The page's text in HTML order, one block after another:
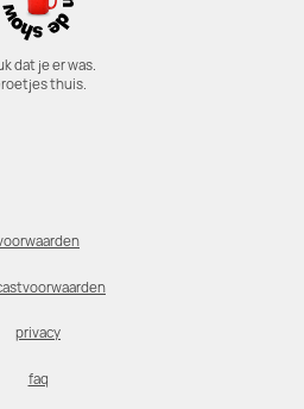
dat je er was.
thuis.
privacy
faq